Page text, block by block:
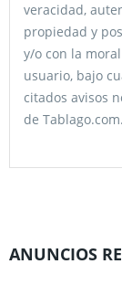
veracidad,
propiedad y
y/o con la
usuario, bajo
citados avisos
de Tablago.com.
ANUNCIOS